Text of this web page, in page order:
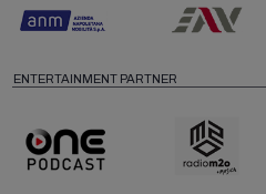
ENTERTAINMENT PARTNER